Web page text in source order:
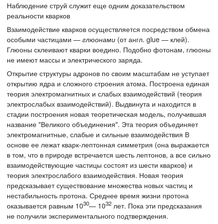
Наблюдение струй служит еще одним доказательством
реальности кварков
Взаимодействие кварков осуществляется посредством обмена
особыми частицами — глюонами (от англ. glue — клей).
Глюоны склеивают кварки воедино. Подобно фотонам, глюоны
не имеют массы и электрического заряда.
Открытие структуры адронов по своим масштабам не уступает
открытию ядра и сложного строения атома. Построена единая
теория электромагнитных и слабых взаимодействий (теория
электрослабых взаимодействий). Выдвинута и находится в
стадии построения новая теоретическая модель, получившая
название "Великого объединения". Эта теория объединяет
электромагнитные, слабые и сильные взаимодействия В
основе ее лежат кварк-лептонная симметрия (она выражается
в том, что в природе встречается шесть лептонов, а все сильно
взаимодействующие частицы состоят из шести кварков) и
теория электрослабого взаимодействия. Новая теория
предсказывает существование множества новых частиц и
нестабильность протона. Среднее время жизни протона
оказывается равным 1030— 1032 лет. Пока эти предсказания
не получили экспериментального подтверждения.